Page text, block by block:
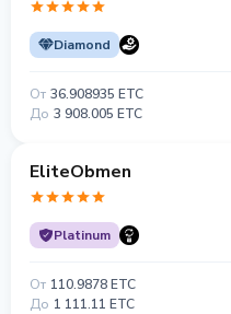
Diamond
От 36.908935 ETC
До 3 908.005 ETC
EliteObmen
Platinum
От 110.9878 ETC
До 1 111.11 ETC